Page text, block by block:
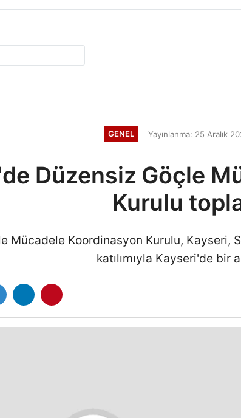
GENEL Yayınlanma: 25 Aralık
Düzensiz Göçle
Kurulu
Mücadele Koordinasyon Kurulu, Kayseri,
katılımıyla Kayseri'de bir